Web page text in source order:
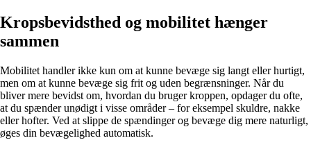
Kropsbevidsthed og mobilitet hænger
sammen
Mobilitet handler ikke kun om at kunne bevæge sig langt eller hurtigt,
men om at kunne bevæge sig frit og uden begrænsninger. Når du
bliver mere bevidst om, hvordan du bruger kroppen, opdager du ofte,
at du spænder unødigt i visse områder – for eksempel skuldre, nakke
eller hofter. Ved at slippe de spændinger og bevæge dig mere naturligt,
øges din bevægelighed automatisk.